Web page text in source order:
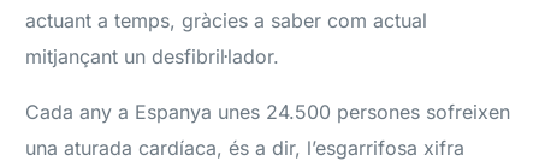
actuant a temps, gràcies a saber com actual
mitjançant un desfibril·lador.
Cada any a Espanya unes 24.500 persones sofreixen
una aturada cardíaca, és a dir, l’esgarrifosa xifra